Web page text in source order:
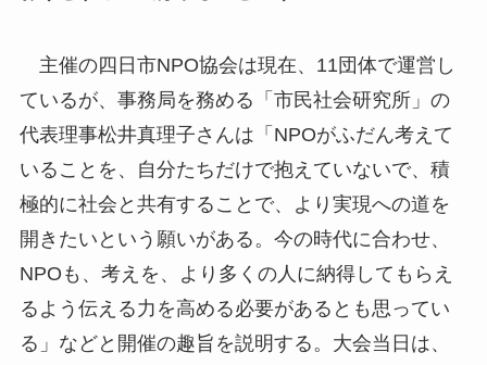
主催の四日市NPO協会は現在、11団体で運営し
ているが、事務局を務める「市民社会研究所」の
代表理事松井真理子さんは「NPOがふだん考えて
いることを、自分たちだけで抱えていないで、積
極的に社会と共有することで、より実現への道を
開きたいという願いがある。今の時代に合わせ、
NPOも、考えを、より多くの人に納得してもらえ
るよう伝える力を高める必要があるとも思ってい
る」などと開催の趣旨を説明する。大会当日は、